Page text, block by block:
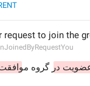
request to join the
در گروه مو